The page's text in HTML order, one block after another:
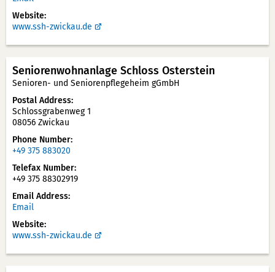
Website
www.ssh-zwickau.de
Seniorenwohnanlage Schloss Osterstein
Senioren- und Seniorenpflegeheim gGmbH
Postal Address
Schlossgrabenweg 1
08056 Zwickau
Phone Number
+49 375 883020
Telefax Number
+49 375 88302919
Email Address
Email
Website
www.ssh-zwickau.de